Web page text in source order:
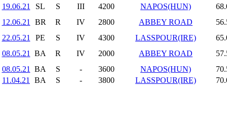
19.06.21
SL S III 4200 NAPOS(HUN)
12.06.21
BR R IV 2800 ABBEY ROAD
22.05.21
PE S IV 4300 LASSPOUR(IRE)
08.05.21
BA R IV 2000 ABBEY ROAD
08.05.21
BA S - 3600 NAPOS(HUN)
11.04.21
BA S - 3800 LASSPOUR(IRE)